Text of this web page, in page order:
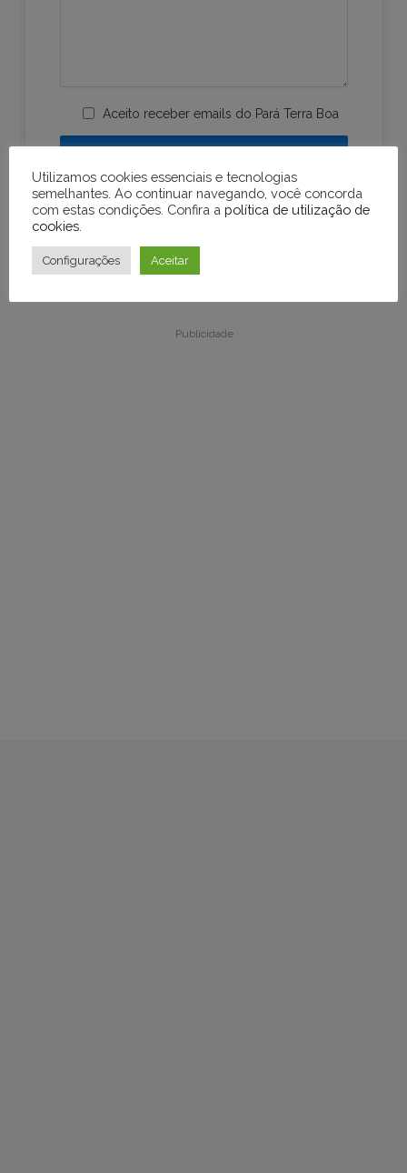
Aceito receber emails do Pará Terra Boa
Publicidade
Publicidade
Utilizamos cookies essenciais e tecnologias
semelhantes. Ao continuar navegando, você concorda
com estas condições. Confira a política de utilização de
cookies
Configurações Aceitar